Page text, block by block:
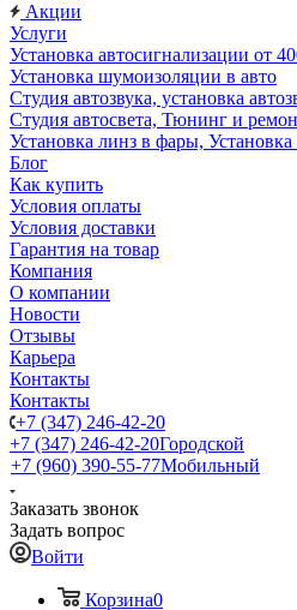
Акции
Услуги
Установка автосигнализации от
Установка шумоизоляции в авто
Студия автозвука, установка
Студия автосвета, Тюнинг и
Установка линз в фары,
Блог
Как купить
Условия оплаты
Условия доставки
Гарантия на товар
Компания
О компании
Новости
Отзывы
Карьера
Контакты
Контакты
+7 (347) 246-42-20
+7 (347) 246-42-20Городской
+7 (960) 390-55-77Мобильный
Заказать звонок
Задать вопрос
Войти
Корзина0